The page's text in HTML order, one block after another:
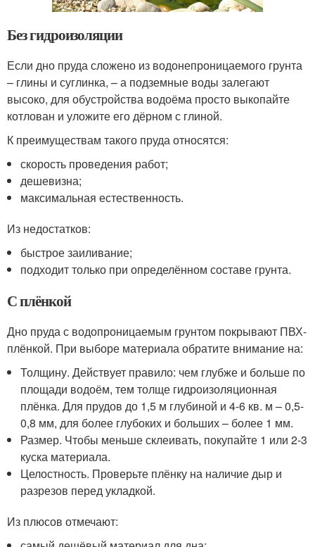
Без гидроизоляции
Если дно пруда сложено из водонепроницаемого грунта
– глины и суглинка, – а подземные воды залегают
высоко, для обустройства водоёма просто выкопайте
котлован и уложите его дёрном с глиной.
К преимуществам такого пруда относятся:
скорость проведения работ;
дешевизна;
максимальная естественность.
Из недостатков:
быстрое заиливание;
подходит только при определённом составе грунта.
С плёнкой
Дно пруда с водопроницаемым грунтом покрывают ПВХ-
плёнкой. При выборе материала обратите внимание на:
Толщину. Действует правило: чем глубже и больше по
площади водоём, тем толще гидроизоляционная
плёнка. Для прудов до 1,5 м глубиной и 4-6 кв. м – 0,5-
0,8 мм, для более глубоких и больших – более 1 мм.
Размер. Чтобы меньше склеивать, покупайте 1 или 2-3
куска материала.
Целостность. Проверьте плёнку на наличие дыр и
разрезов перед укладкой.
Из плюсов отмечают: